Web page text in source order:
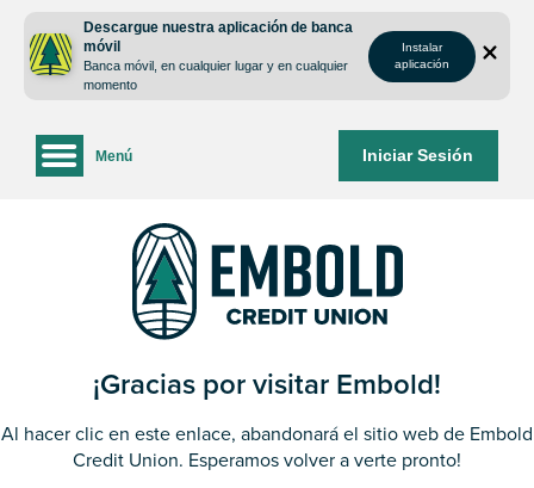
contenido
inicio
Descargue nuestra aplicación de banca
móvil
Banca móvil, en cualquier lugar y en cualquier
momento
Instalar
aplicación
Iniciar Sesión
Menú
¡Gracias por visitar Embold!
Al hacer clic en este enlace, abandonará el sitio web de Embold
Credit Union. Esperamos volver a verte pronto!